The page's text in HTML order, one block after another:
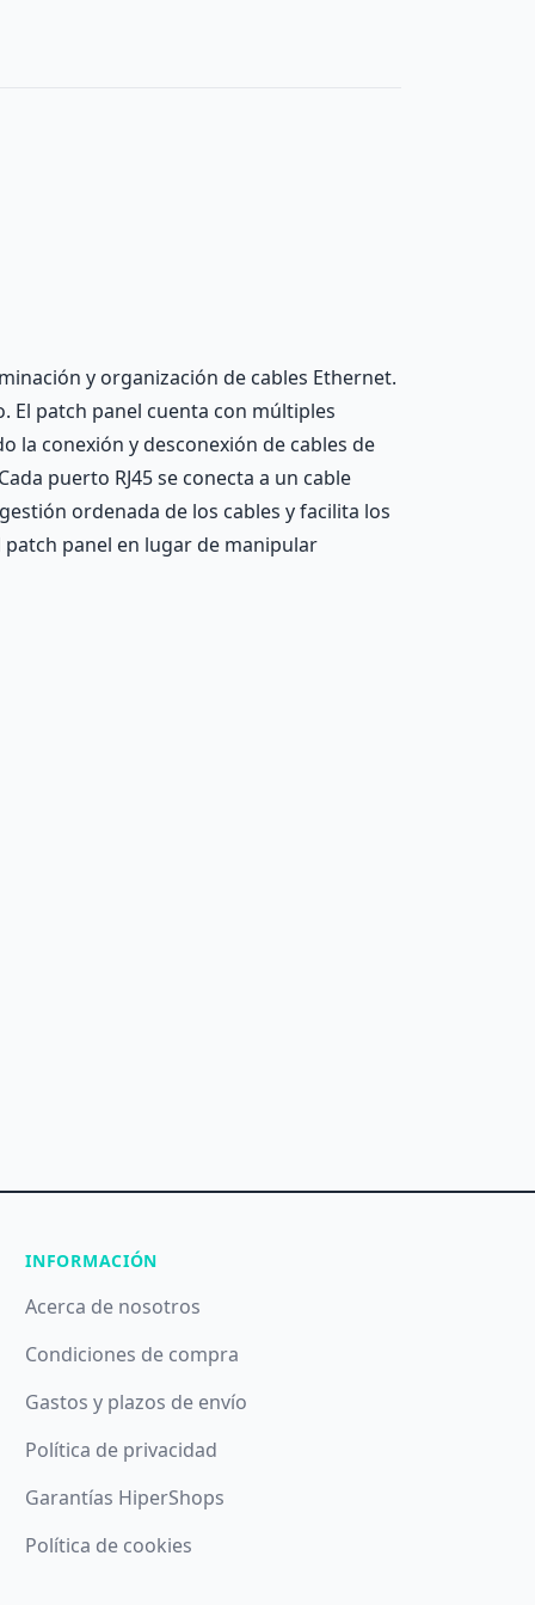
y organización de cables Ethernet.
El patch panel cuenta con múltiples
la conexión y desconexión de cables de
puerto RJ45 se conecta a un cable
ordenada de los cables y facilita los
panel en lugar de manipular
INFORMACIÓN
Acerca de nosotros
Condiciones de compra
Gastos y plazos de envío
Política de privacidad
Garantías HiperShops
Política de cookies